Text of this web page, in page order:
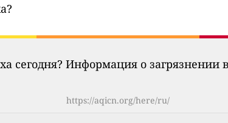
сегодня? Информация о
https://aqicn.org/here/ru/